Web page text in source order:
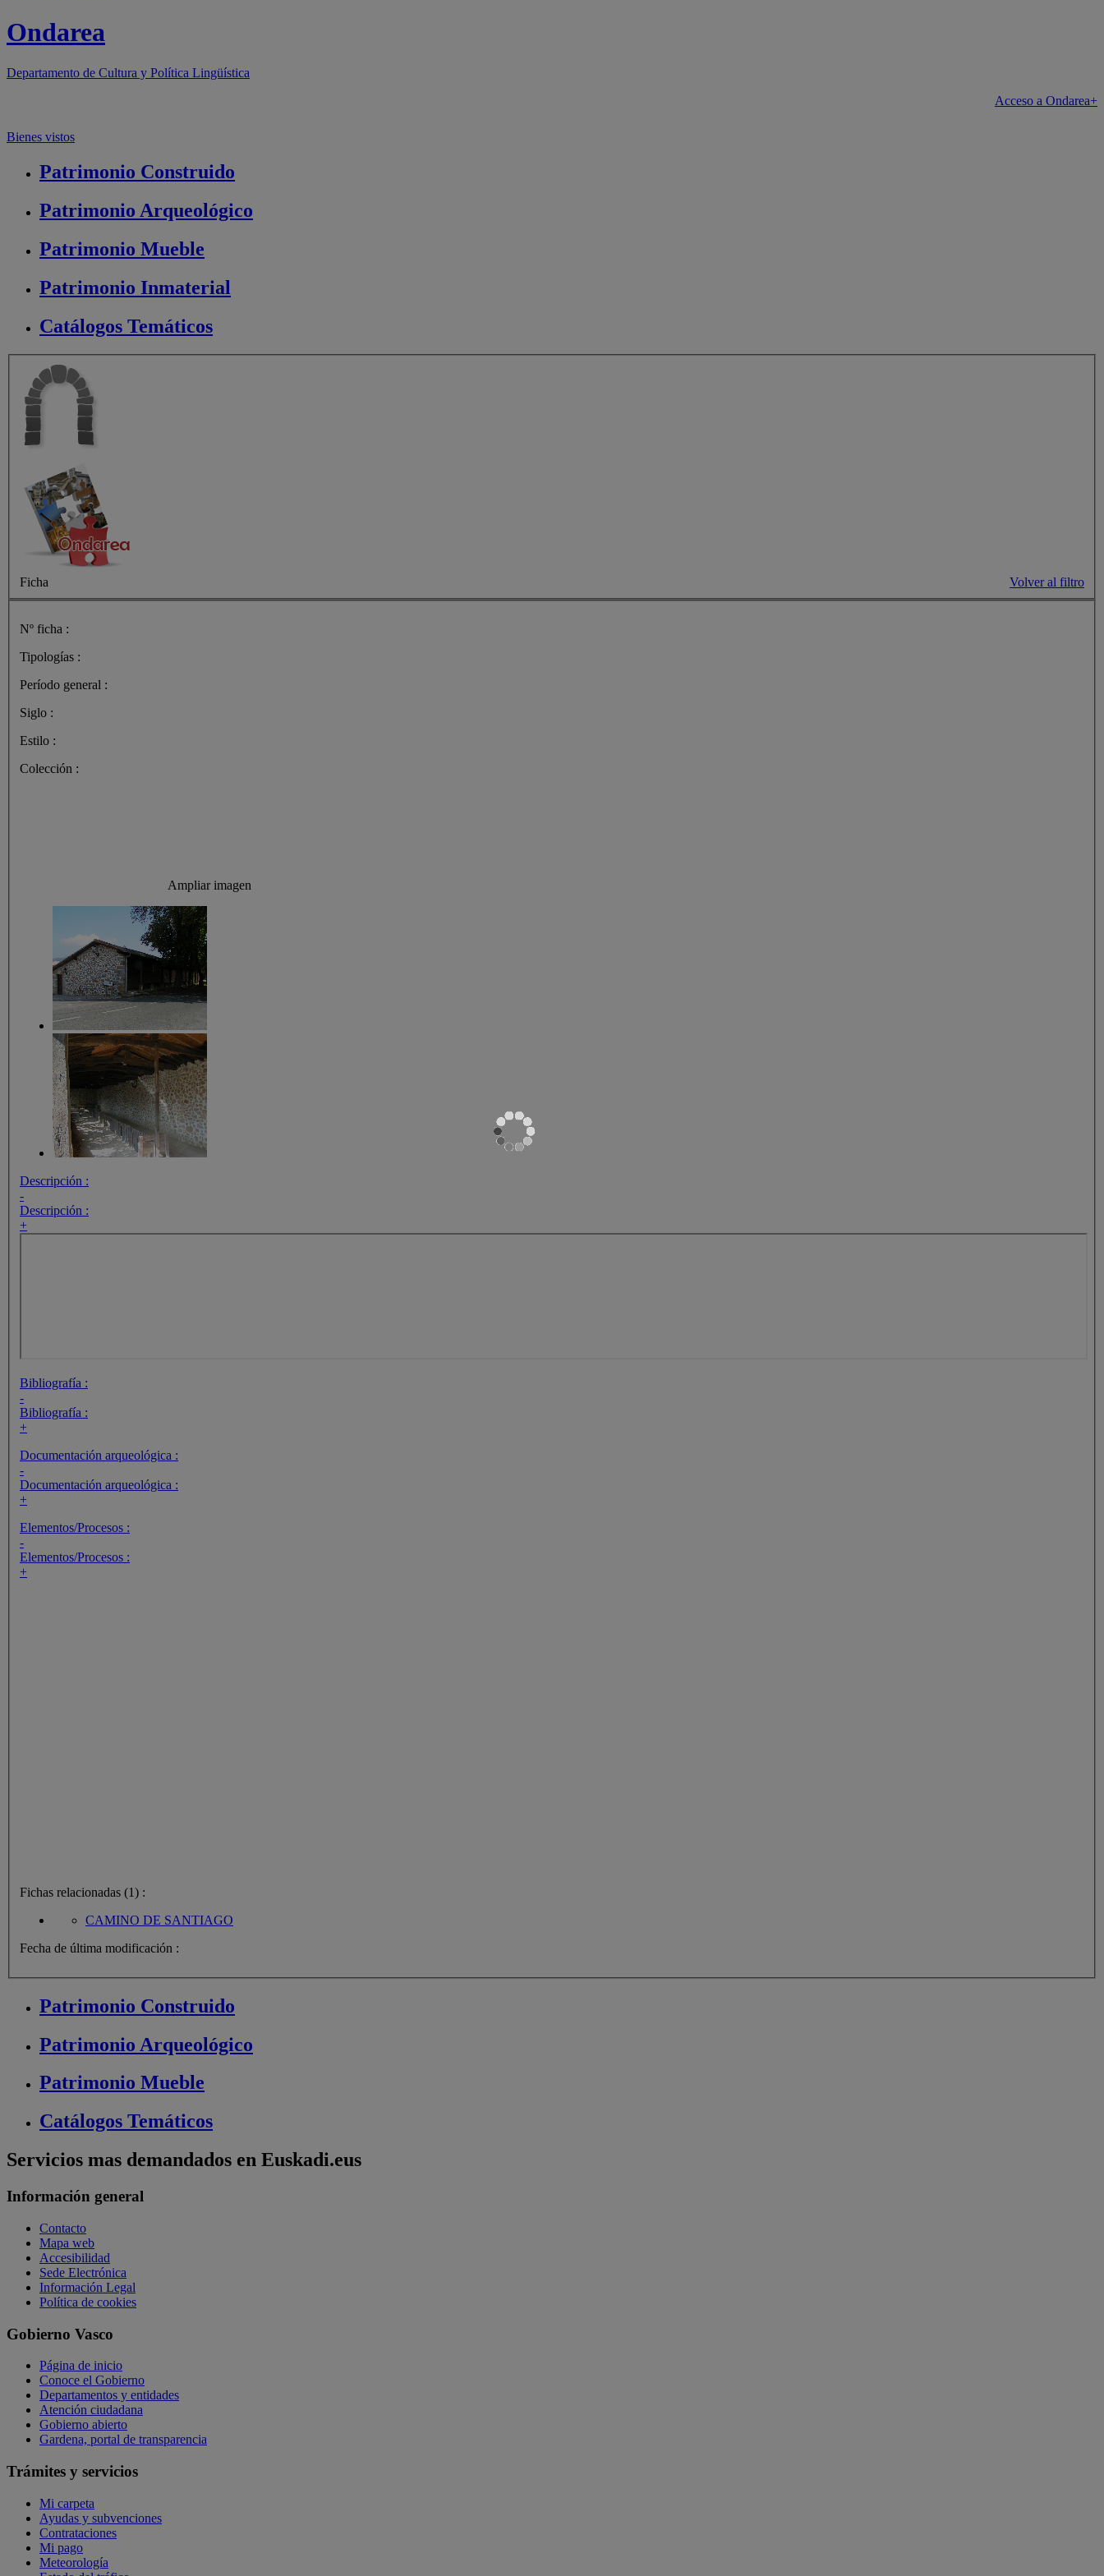
Ondarea
Departamento de Cultura y Política Lingüística
Acceso a Ondarea+
Bienes vistos
Patrimonio Construido
Patrimonio Arqueológico
Patrimonio Mueble
Patrimonio Inmaterial
Catálogos Temáticos
Ficha Volver al filtro
Nº ficha :
Tipologías :
Período general :
Siglo :
Estilo :
Colección :
Ampliar imagen
Descripción :
-
Descripción :
+
Bibliografía :
-
Bibliografía :
+
Documentación arqueológica :
-
Documentación arqueológica :
+
Elementos/Procesos :
-
Elementos/Procesos :
+
Fichas relacionadas (1) :
CAMINO DE SANTIAGO
Fecha de última modificación :
Patrimonio Construido
Patrimonio Arqueológico
Patrimonio Mueble
Catálogos Temáticos
Servicios mas demandados en Euskadi.eus
Información general
Contacto
Mapa web
Accesibilidad
Sede Electrónica
Información Legal
Política de cookies
Gobierno Vasco
Página de inicio
Conoce el Gobierno
Departamentos y entidades
Atención ciudadana
Gobierno abierto
Gardena, portal de transparencia
Trámites y servicios
Mi carpeta
Ayudas y subvenciones
Contrataciones
Mi pago
Meteorología